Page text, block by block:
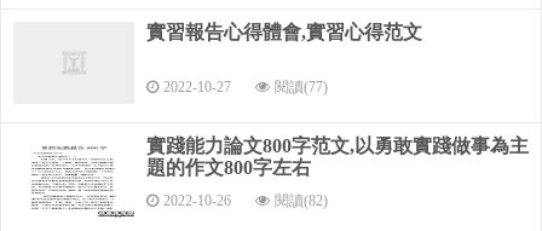
題目字數要適當，一般不宜超過20個字。如果有些細節必
須放進標題，為避免冗長，可以設副標題，把細節放在副標題
2.學院及作者名稱 學院名稱和作者姓名應在題目下方注
明，學院名稱應用全稱。 3.摘要（有英文摘要的中文在前，英
文在后） 報告需配摘要，摘要應反映報告的主要內容，概括地
實習報告心得體會,實習心得范文
2022-10-27 閱讀(77)
實踐能力論文800字范文,以勇敢實踐做事為主
題的作文800字左右
2022-10-26 閱讀(82)